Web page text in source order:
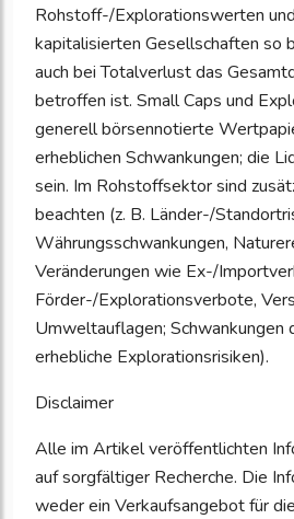
Rohstoff-/Explorationswerten
kapitalisierten Gesellschaften so
auch bei Totalverlust das
betroffen ist. Small Caps und
generell börsennotierte
erheblichen Schwankungen; die
sein. Im Rohstoffsektor sind
beachten (z. B. Länder-/
Währungsschwankungen,
Veränderungen wie Ex-/
Förder-/Explorationsverbote,
Umweltauflagen; Schwankungen
erhebliche Explorationsrisiken).
Disclaimer
Alle im Artikel veröffentlichten
auf sorgfältiger Recherche. Die
weder ein Verkaufsangebot für